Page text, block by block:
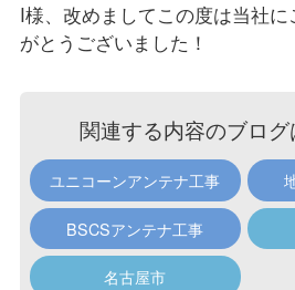
I様、改めましてこの度は当社に
がとうございました！
関連する内容のブロ
ユニコーンアンテナ工事
BSCSアンテナ工事
名古屋市